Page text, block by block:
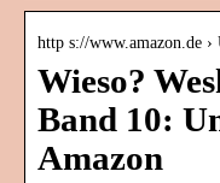
http s://www.amazon.de ›
Wieso?
Band 10:
Amazon